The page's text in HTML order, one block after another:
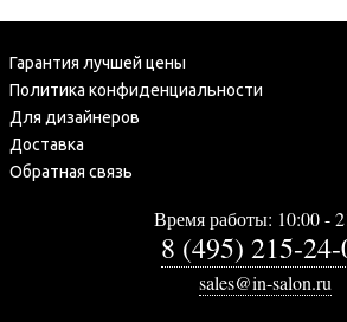
Гарантия лучшей цены
Политика конфиденциальности
Для дизайнеров
Доставка
Обратная связь
Время работы: 10:00 -
8 (495) 215-
sales@in-salon.ru